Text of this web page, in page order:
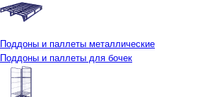
Поддоны и паллеты металлические
Поддоны и паллеты для бочек